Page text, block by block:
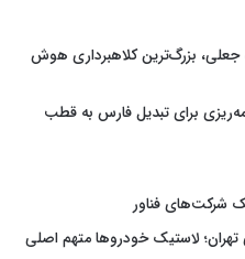
با چهره جعلی، بزرگ‌ترین کلاهبرداری هوش
برای تبدیل فارس به قطب
شرکت‌های فناور
لاستیک خودروها متهم اصلی